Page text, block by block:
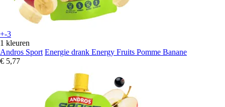
+-3
1 kleuren
Andros Sport Energie drank Energy Fruits Pomme Banane
€ 5,77